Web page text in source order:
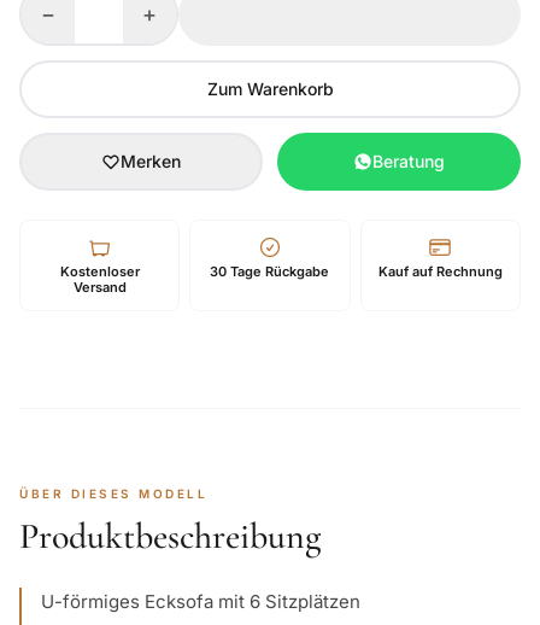
− +
Zum Warenkorb
Merken Beratung
Kostenloser
Versand
30 Tage Rückgabe Kauf auf Rechnung
ÜBER DIESES MODELL
Produktbeschreibung
U-förmiges Ecksofa mit 6 Sitzplätzen